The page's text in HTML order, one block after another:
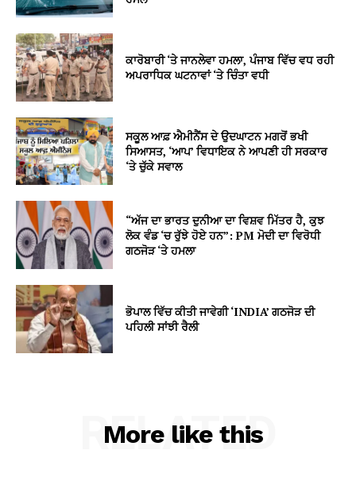
ਕਾਰੋਬਾਰੀ ‘ਤੇ ਜਾਨਲੇਵਾ ਹਮਲਾ, ਪੰਜਾਬ ਵਿੱਚ ਵਧ ਰਹੀ
ਅਪਰਾਧਿਕ ਘਟਨਾਵਾਂ ‘ਤੇ ਚਿੰਤਾ ਵਧੀ
ਸਕੂਲ ਆਫ਼ ਐਮੀਨੈਂਸ ਦੇ ਉਦਘਾਟਨ ਮਗਰੋਂ ਭਖੀ
ਸਿਆਸਤ, ‘ਆਪ’ ਵਿਧਾਇਕ ਨੇ ਆਪਣੀ ਹੀ ਸਰਕਾਰ
‘ਤੇ ਚੁੱਕੇ ਸਵਾਲ
“ਅੱਜ ਦਾ ਭਾਰਤ ਦੁਨੀਆ ਦਾ ਵਿਸ਼ਵ ਮਿੱਤਰ ਹੈ, ਕੁਝ
ਲੋਕ ਵੰਡ ‘ਚ ਰੁੱਝੇ ਹੋਏ ਹਨ”: PM ਮੋਦੀ ਦਾ ਵਿਰੋਧੀ
ਗਠਜੋੜ ‘ਤੇ ਹਮਲਾ
ਭੋਪਾਲ ਵਿੱਚ ਕੀਤੀ ਜਾਵੇਗੀ ‘INDIA’ ਗਠਜੋੜ ਦੀ
ਪਹਿਲੀ ਸਾਂਝੀ ਰੈਲੀ
More like this
RELATED